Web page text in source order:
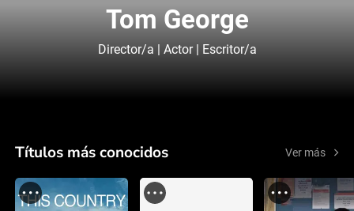
Tom George
Director/a | Actor | Escritor/a
Títulos más conocidos Ver más